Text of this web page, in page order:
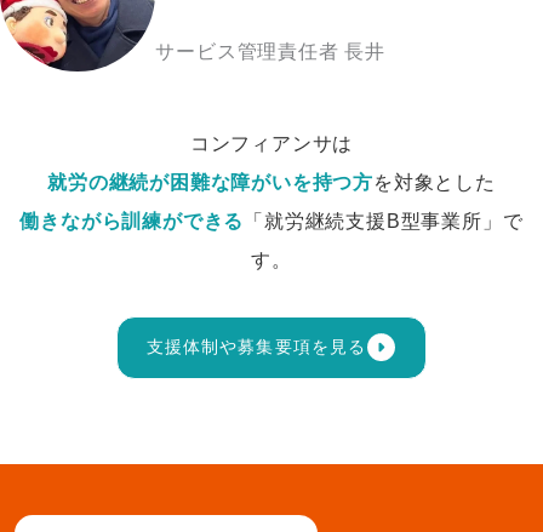
サービス管理責任者 長井
コンフィアンサは
就労の継続が困難な障がいを持つ方を対象とした
働きながら訓練ができる
「就労継続支援B型事業所」で
す。
支援体制や募集要項を見る